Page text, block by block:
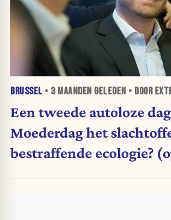
BRUSSEL • 3 MAANDEN GELEDEN • DOOR
Een tweede autoloze
Moederdag het
bestraffende ecologie?